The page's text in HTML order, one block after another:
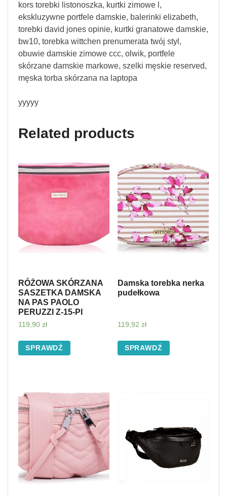
kors torebki listonoszka, kurtki zimowe l,
ekskluzywne portfele damskie, balerinki elizabeth,
torebki david jones opinie, kurtki granatowe damskie,
bw10, torebka wittchen prenumerata twój styl,
obuwie damskie zimowe ccc, olwik, portfele
skórzane damskie markowe, szelki męskie reserved,
męska torba skórzana na laptopa
yyyyy
Related products
RÓŻOWA SKÓRZANA
SASZETKA DAMSKA
NA PAS PAOLO
PERUZZI Z-15-PI
119,90 zł
SPRAWDŹ
Damska torebka nerka
pudełkowa
119,92 zł
SPRAWDŹ